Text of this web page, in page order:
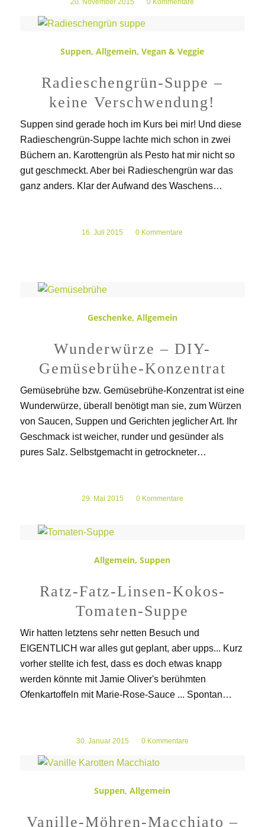
20. November 2015
/ 0 Kommentare
Suppen,Allgemein,Vegan & Veggie
Radieschengrün-Suppe –
keine Verschwendung!
Suppen sind gerade hoch im Kurs bei mir! Und diese
Radieschengrün-Suppe lachte mich schon in zwei
Büchern an. Karottengrün als Pesto hat mir nicht so
gut geschmeckt. Aber bei Radieschengrün war das
ganz anders. Klar der Aufwand des Waschens…
16. Juli 2015
/ 0 Kommentare
Geschenke, Allgemein
Wunderwürze – DIY-
Gemüsebrühe-Konzentrat
Gemüsebrühe bzw. Gemüsebrühe-Konzentrat ist eine
Wunderwürze, überall benötigt man sie, zum Würzen
von Saucen, Suppen und Gerichten jeglicher Art. Ihr
Geschmack ist weicher, runder und gesünder als
pures Salz. Selbstgemacht in getrockneter…
29. Mai 2015 0 Kommentare
Allgemein,Suppen
Ratz-Fatz-Linsen-Kokos-
Tomaten-Suppe
Wir hatten letztens sehr netten Besuch und
EIGENTLICH war alles gut geplant, aber upps... Kurz
vorher stellte ich fest, dass es doch etwas knapp
werden könnte mit Jamie Oliver's berühmten
Ofenkartoffeln mit Marie-Rose-Sauce ... Spontan…
30. Januar 2015
/ 0 Kommentare
Suppen,Allgemein
Vanille-Möhren-Macchiato –